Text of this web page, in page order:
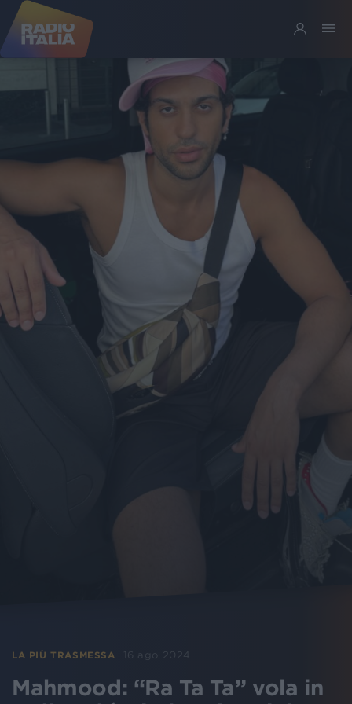
LA PIÙ TRASMESSA 16 ago 2024
Mahmood: “Ra Ta Ta” vola in